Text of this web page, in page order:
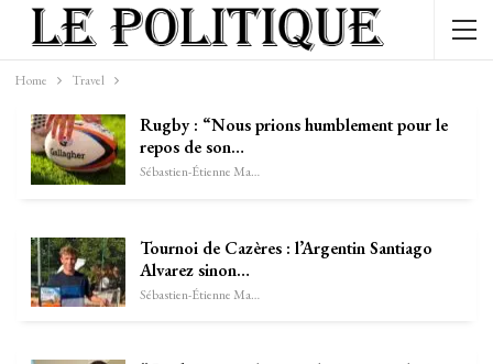
Home Travel
Rugby : “Nous prions humblement pour le
repos de son…
Sébastien-Étienne Marechal
Tournoi de Cazères : l’Argentin Santiago
Alvarez sinon…
Sébastien-Étienne Marechal